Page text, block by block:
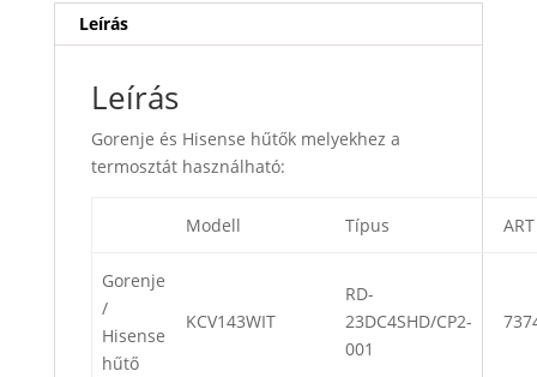
Leírás
Leírás
Gorenje és Hisense hűtők melyekhez a
termosztát használható:
Modell Típus
Gorenje
/
Hisense
hűtő
KCV143WIT
RD-
23DC4SHD/CP2-
001